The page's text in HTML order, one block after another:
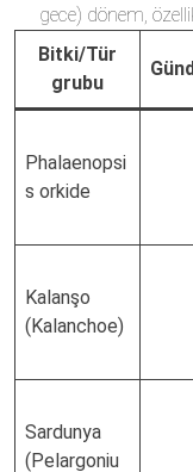
gece) dönem,
Bitki/Tür
grubu
Phalaenopsi
s orkide
Kalanşo
(Kalanchoe)
Sardunya
(Pelargoniu